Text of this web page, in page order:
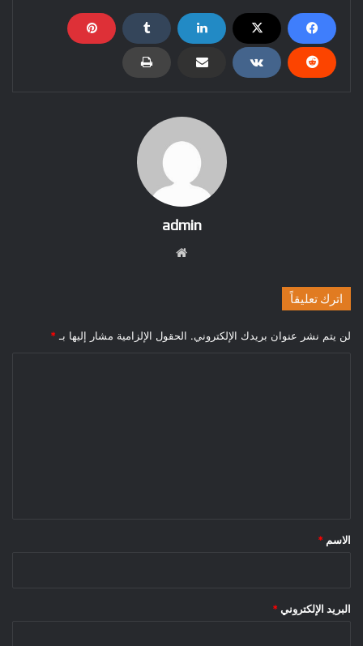
admin
اترك تعليقاً
لن يتم نشر عنوان بريدك الإلكتروني. الحقول الإلزامية مشار إليها بـ *
*
الاسم *
البريد الإلكتروني *